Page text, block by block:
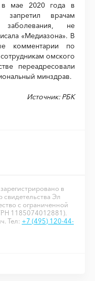
в мае 2020 года в
запретил врачам
заболевания, не
«Медиазона». В
комментарии по
омского
переадресовали
минздрав.
Источник: РБК
в
свидетельства Эл
с ограниченной
1185074012881).
Тел: +7 (495) 120-44-